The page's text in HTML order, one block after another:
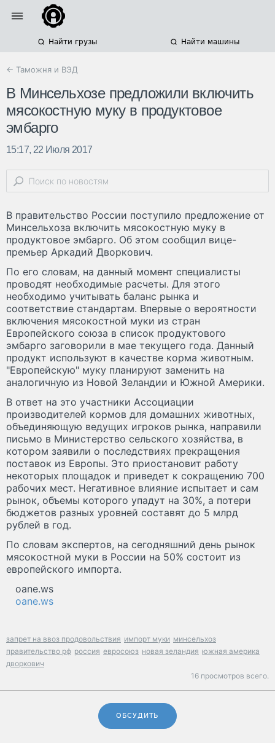
Найти грузы Найти машины
← Таможня и ВЭД
В Минсельхозе предложили включить
мясокостную муку в продуктовое
эмбарго
15:17, 22 Июля 2017
В правительство России поступило предложение от
Минсельхоза включить мясокостную муку в
продуктовое эмбарго. Об этом сообщил вице-
премьер Аркадий Дворкович.
По его словам, на данный момент специалисты
проводят необходимые расчеты. Для этого
необходимо учитывать баланс рынка и
соответствие стандартам. Впервые о вероятности
включения мясокостной муки из стран
Европейского союза в список продуктового
эмбарго заговорили в мае текущего года. Данный
продукт используют в качестве корма животным.
"Европейскую" муку планируют заменить на
аналогичную из Новой Зеландии и Южной Америки.
В ответ на это участники Ассоциации
производителей кормов для домашних животных,
объединяющую ведущих игроков рынка, направили
письмо в Министерство сельского хозяйства, в
котором заявили о последствиях прекращения
поставок из Европы. Это приостановит работу
некоторых площадок и приведет к сокращению 700
рабочих мест. Негативное влияние испытает и сам
рынок, объемы которого упадут на 30%, а потери
бюджетов разных уровней составят до 5 млрд
рублей в год.
По словам экспертов, на сегодняшний день рынок
мясокостной муки в России на 50% состоит из
европейского импорта.
oane.ws
oane.ws
запрет на ввоз продовольствия импорт муки минсельхоз
правительство рф россия евросоюз новая зеландия южная америка
дворкович
16 просмотров всего.
ОБСУДИТЬ